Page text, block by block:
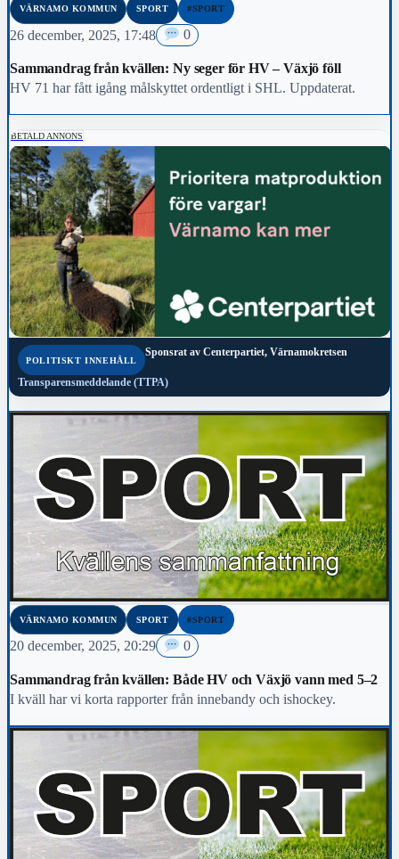
VÄRNAMO KOMMUN SPORT #SPORT
26 december, 2025, 17:48 0
Sammandrag från kvällen: Ny seger för HV – Växjö föll
HV 71 har fått igång målskyttet ordentligt i SHL. Uppdaterat.
BETALD ANNONS
POLITISKT INNEHÅLL
Sponsrat av Centerpartiet, Värnamokretsen
Transparensmeddelande (TTPA)
VÄRNAMO KOMMUN SPORT #SPORT
20 december, 2025, 20:29 0
Sammandrag från kvällen: Både HV och Växjö vann med 5–2
I kväll har vi korta rapporter från innebandy och ishockey.